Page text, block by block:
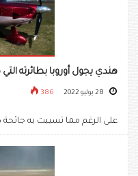
هندي يجول أوروبا بطائرته
386
على الرغم مما تسببت به جائحة